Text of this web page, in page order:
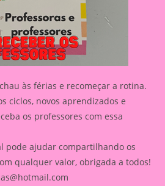
às férias e recomeçar a rotina.
ciclos, novos aprendizados e
os professores com essa
pode ajudar compartilhando os
qualquer valor, obrigada a todos!